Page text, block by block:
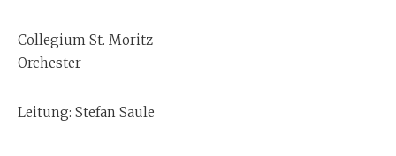
Collegium St. Moritz
Orchester
Leitung: Stefan Saule